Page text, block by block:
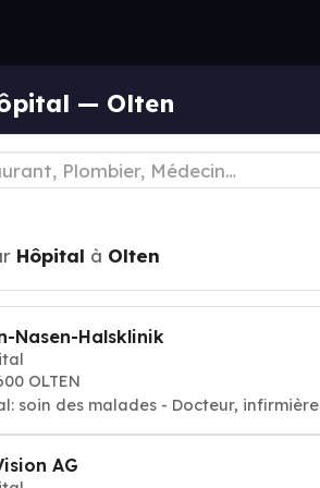
— Olten
Hôpital à Olten
Nasen-Halsklinik
OLTEN
soin des malades - Docteur, infirmière
AG